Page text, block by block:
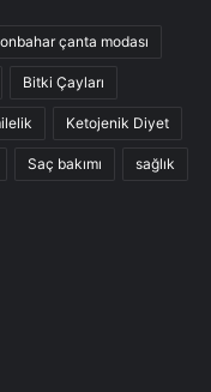
çanta modası
Bitki Çayları
Ketojenik Diyet
Saç bakımı sağlık